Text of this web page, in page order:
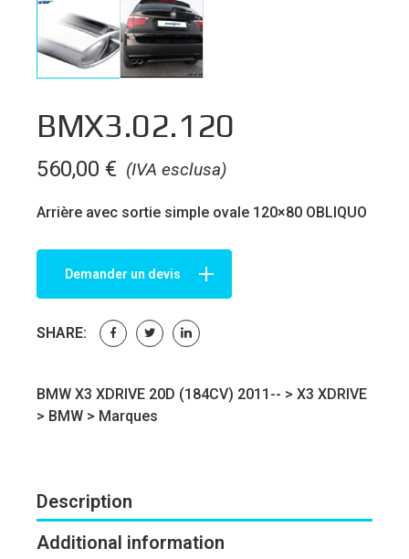
BMX3.02.120
(IVA esclusa)
560,00 €
Arrière avec sortie simple ovale 120×80 OBLIQUO
Demander un devis
SHARE:
BMW X3 XDRIVE 20D (184CV) 2011-- > X3 XDRIVE
> BMW > Marques
Description
Additional information